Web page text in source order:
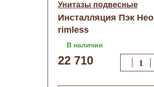
Унитазы подвесные
Инсталляция Пэк Нео
rimless
(подвес.безобод. с
сид.,панель Хром
глянец)
В наличии
22 710